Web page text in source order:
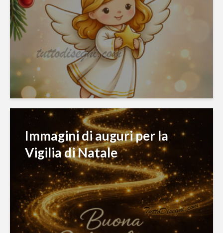
Immagini di auguri per la
Vigilia di Natale